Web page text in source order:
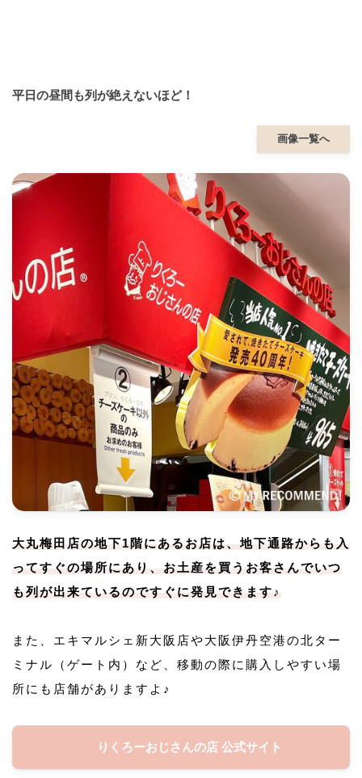
平日の昼間も列が絶えないほど！
画像一覧へ
大丸梅田店の地下1階にあるお店は、地下通路からも入
ってすぐの場所にあり、お土産を買うお客さんでいつ
も列が出来ているのですぐに発見できます♪
また、エキマルシェ新大阪店や大阪伊丹空港の北ター
ミナル（ゲート内）など、移動の際に購入しやすい場
所にも店舗がありますよ♪
りくろーおじさんの店 公式サイト